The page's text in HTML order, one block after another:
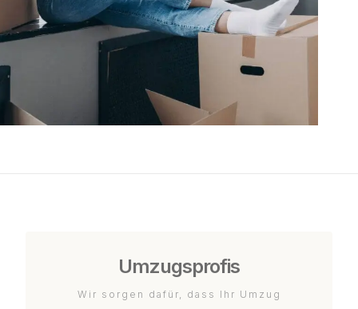
Umzugsprofis
Wir sorgen dafür, dass Ihr Umzug